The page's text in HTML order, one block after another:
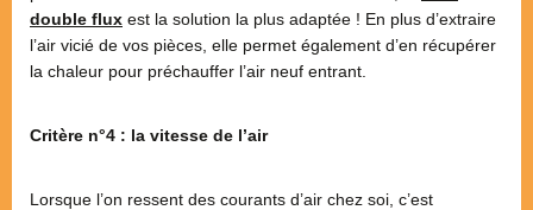
double flux est la solution la plus adaptée ! En plus d’extraire
l’air vicié de vos pièces, elle permet également d’en récupérer
la chaleur pour préchauffer l’air neuf entrant.
Critère n°4 : la vitesse de l’air
Lorsque l’on ressent des courants d’air chez soi, c’est